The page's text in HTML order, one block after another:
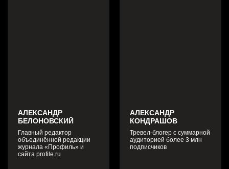
АЛЕКСАНДР
БЕЛОНОВСКИЙ
Главный редактор
объединённой редакции
журнала «Профиль» и
сайта profile.ru
АЛЕКСАНДР
КОНДРАШОВ
Тревел-блогер с суммарной
аудиторией более 3 млн
подписчиков